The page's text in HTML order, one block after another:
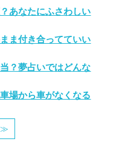
あなたにふさわしい
ま付き合ってていい
？夢占いではどんな
場から車がなくなる
≫